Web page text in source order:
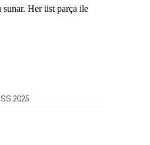
Her üst parça ile
SS 2025